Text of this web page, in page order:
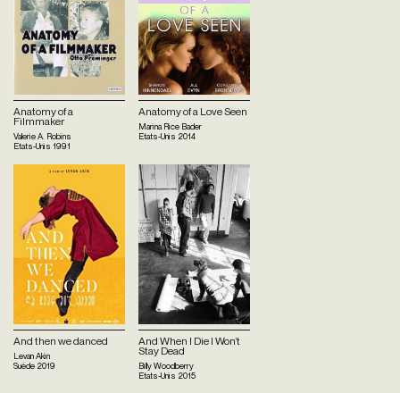
Anatomy of a
Filmmaker
Valerie A. Robins
Etats-Unis 1991
Anatomy of a Love Seen
Marina Rice Bader
Etats-Unis 2014
And then we danced
Levan Akin
Suède 2019
And When I Die I Won’t
Stay Dead
Billy Woodberry
Etats-Unis 2015